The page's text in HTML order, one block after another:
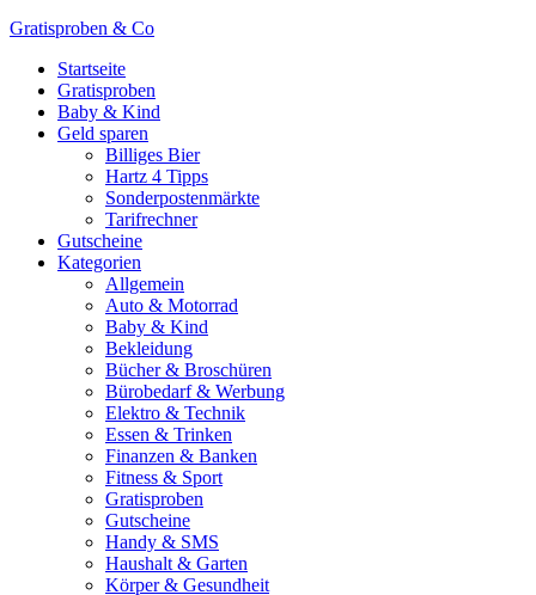
Gratisproben & Co
Startseite
Gratisproben
Baby & Kind
Geld sparen
Billiges Bier
Hartz 4 Tipps
Sonderpostenmärkte
Tarifrechner
Gutscheine
Kategorien
Allgemein
Auto & Motorrad
Baby & Kind
Bekleidung
Bücher & Broschüren
Bürobedarf & Werbung
Elektro & Technik
Essen & Trinken
Finanzen & Banken
Fitness & Sport
Gratisproben
Gutscheine
Handy & SMS
Haushalt & Garten
Körper & Gesundheit